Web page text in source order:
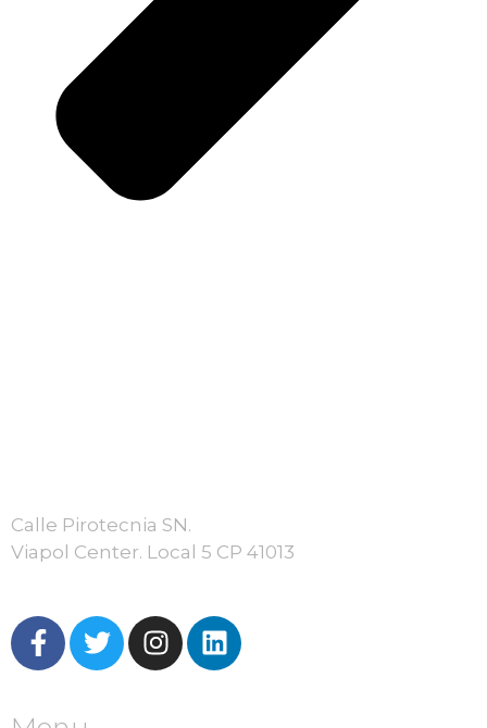
Calle Pirotecnia SN.
Viapol Center. Local 5 CP 41013